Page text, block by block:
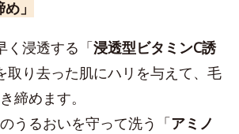
」
く浸透する「浸透型ビタミンC誘
取り去った肌にハリを与えて、毛
締めます。
うるおいを守って洗う「アミノ